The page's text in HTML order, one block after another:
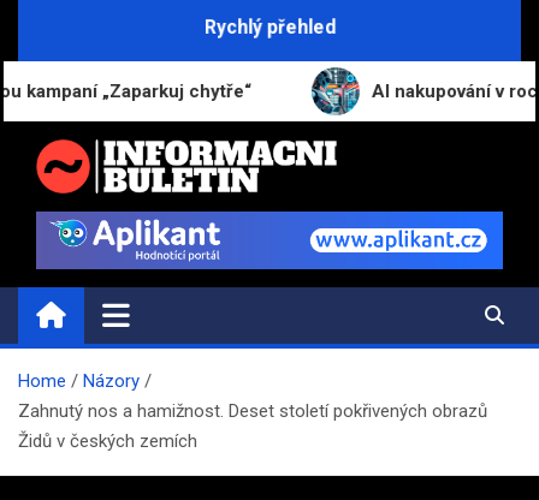
Rychlý přehled
chytře“ AI nakupování v roce 2026:
INFORMAČNÍ-BULETIN.CZ
Novinky a informace
Home
Názory
Zahnutý nos a hamižnost. Deset století pokřivených obrazů
Židů v českých zemích